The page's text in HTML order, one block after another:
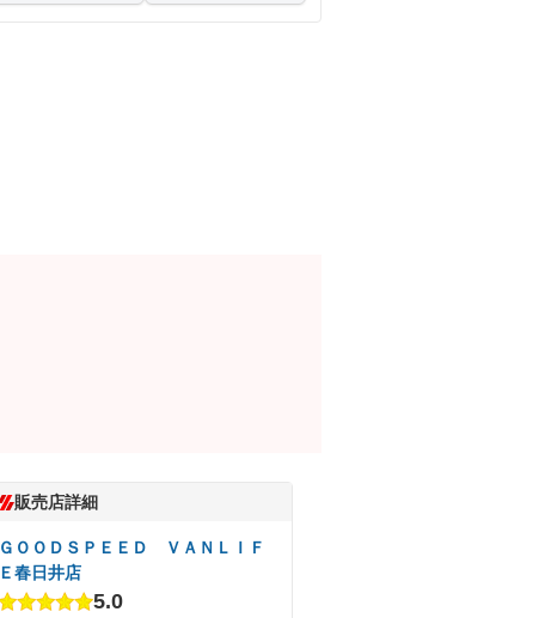
販売店詳細
ＧＯＯＤＳＰＥＥＤ ＶＡＮＬＩＦ
Ｅ春日井店
5.0